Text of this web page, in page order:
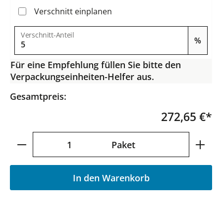
Verschnitt einplanen
Verschnitt-Anteil
%
Für eine Empfehlung füllen Sie bitte den
Verpackungseinheiten-Helfer aus.
Gesamtpreis:
272,65 €*
Produkt Anzahl: Gib den gewünschten
Paket
In den Warenkorb